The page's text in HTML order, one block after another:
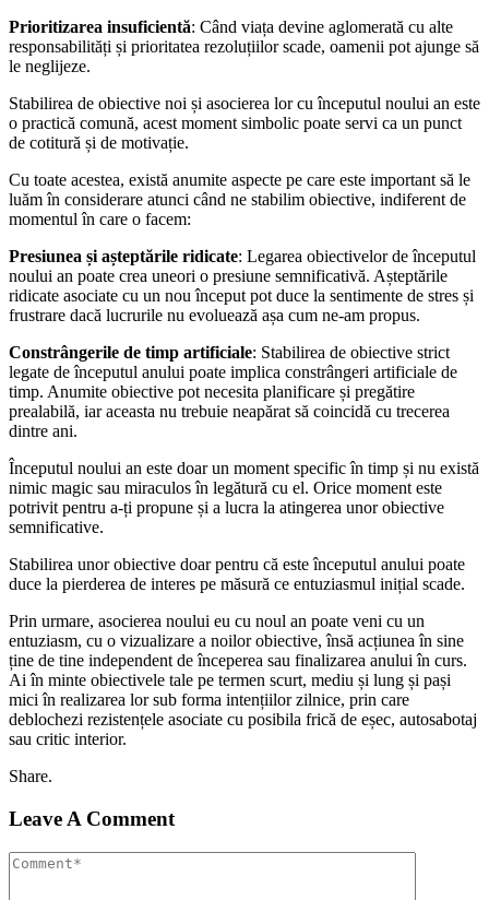
Prioritizarea insuficientă: Când viața devine aglomerată cu alte
responsabilități și prioritatea rezoluțiilor scade, oamenii pot ajunge să
le neglijeze.
Stabilirea de obiective noi și asocierea lor cu începutul noului an este
o practică comună, acest moment simbolic poate servi ca un punct
de cotitură și de motivație.
Cu toate acestea, există anumite aspecte pe care este important să le
luăm în considerare atunci când ne stabilim obiective, indiferent de
momentul în care o facem:
Presiunea și așteptările ridicate: Legarea obiectivelor de începutul
noului an poate crea uneori o presiune semnificativă. Așteptările
ridicate asociate cu un nou început pot duce la sentimente de stres și
frustrare dacă lucrurile nu evoluează așa cum ne-am propus.
Constrângerile de timp artificiale: Stabilirea de obiective strict
legate de începutul anului poate implica constrângeri artificiale de
timp. Anumite obiective pot necesita planificare și pregătire
prealabilă, iar aceasta nu trebuie neapărat să coincidă cu trecerea
dintre ani.
Începutul noului an este doar un moment specific în timp și nu există
nimic magic sau miraculos în legătură cu el. Orice moment este
potrivit pentru a-ți propune și a lucra la atingerea unor obiective
semnificative.
Stabilirea unor obiective doar pentru că este începutul anului poate
duce la pierderea de interes pe măsură ce entuziasmul inițial scade.
Prin urmare, asocierea noului eu cu noul an poate veni cu un
entuziasm, cu o vizualizare a noilor obiective, însă acțiunea în sine
ține de tine independent de începerea sau finalizarea anului în curs.
Ai în minte obiectivele tale pe termen scurt, mediu și lung și pași
mici în realizarea lor sub forma intențiilor zilnice, prin care
deblochezi rezistențele asociate cu posibila frică de eșec, autosabotaj
sau critic interior.
Share.
Leave A Comment